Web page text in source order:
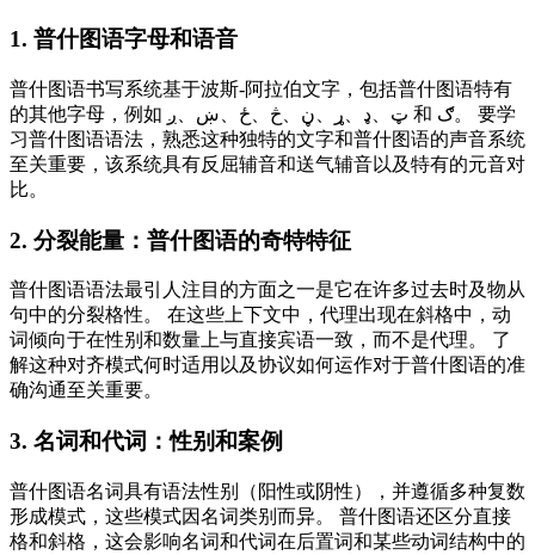
1. 普什图语字母和语音
普什图语书写系统基于波斯-阿拉伯文字，包括普什图语特有
的其他字母，例如 ټ、ډ、ړ、ڼ、څ、ځ、ښ、ږ 和 ګ。 要学
习普什图语语法，熟悉这种独特的文字和普什图语的声音系统
至关重要，该系统具有反屈辅音和送气辅音以及特有的元音对
比。
2. 分裂能量：普什图语的奇特特征
普什图语语法最引人注目的方面之一是它在许多过去时及物从
句中的分裂格性。 在这些上下文中，代理出现在斜格中，动
词倾向于在性别和数量上与直接宾语一致，而不是代理。 了
解这种对齐模式何时适用以及协议如何运作对于普什图语的准
确沟通至关重要。
3. 名词和代词：性别和案例
普什图语名词具有语法性别（阳性或阴性），并遵循多种复数
形成模式，这些模式因名词类别而异。 普什图语还区分直接
格和斜格，这会影响名词和代词在后置词和某些动词结构中的